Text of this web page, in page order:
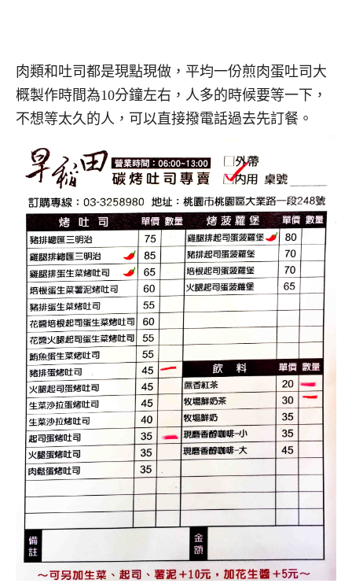
肉類和吐司都是現點現做，平均一份煎肉蛋吐司大
概製作時間為10分鐘左右，人多的時候要等一下，
不想等太久的人，可以直接撥電話過去先訂餐。